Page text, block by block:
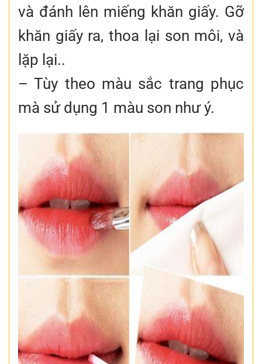
và đánh lên miếng khăn giấy. Gỡ
khăn giấy ra, thoa lại son môi, và
lặp lại..
– Tùy theo màu sắc trang phục
mà sử dụng 1 màu son như ý.